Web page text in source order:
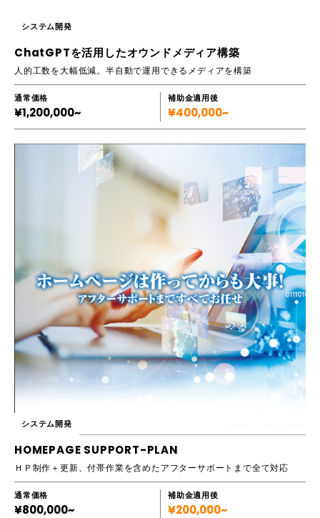
システム開発
ChatGPTを活用したオウンドメディア構築
人的工数を大幅低減。半自動で運用できるメディアを構築
通常価格
¥1,200,000~
補助金適用後
¥400,000~
システム開発
HOMEPAGE SUPPORT-PLAN
ＨＰ制作＋更新、付帯作業を含めたアフターサポートまで全て対応
通常価格
¥800,000~
補助金適用後
¥200,000~